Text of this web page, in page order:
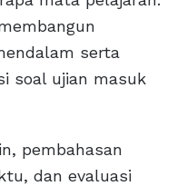
serta
soal ujian masuk
pembahasan
dan evaluasi